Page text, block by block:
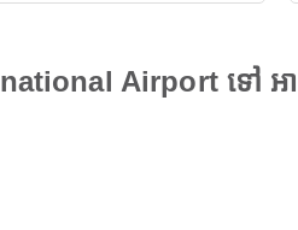
Airport ទៅ